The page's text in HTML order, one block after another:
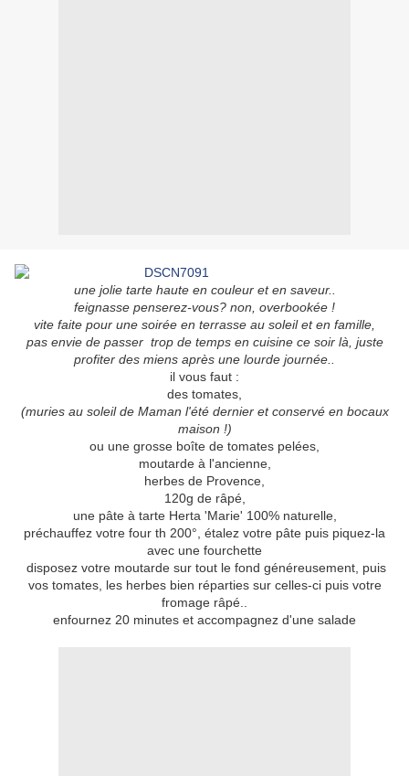
une jolie tarte haute en couleur et en saveur..
feignasse penserez-vous? non, overbookée !
vite faite pour une soirée en terrasse au soleil et en famille,
pas envie de passer trop de temps en cuisine ce soir là, juste
profiter des miens après une lourde journée..
il vous faut :
des tomates,
(muries au soleil de Maman l'été dernier et conservé en bocaux
maison !)
ou une grosse boîte de tomates pelées,
moutarde à l'ancienne,
herbes de Provence,
120g de râpé,
une pâte à tarte Herta 'Marie' 100% naturelle,
préchauffez votre four th 200°, étalez votre pâte puis piquez-la
avec une fourchette
disposez votre moutarde sur tout le fond généreusement, puis
vos tomates, les herbes bien réparties sur celles-ci puis votre
fromage râpé..
enfournez 20 minutes et accompagnez d'une salade